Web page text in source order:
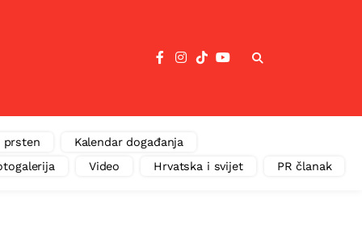
prsten
Kalendar događanja
Video Hrvatska i svijet PR članak